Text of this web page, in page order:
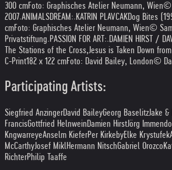
300 cmFoto: Graphisches Atelier Neumann, Wien©
2007.ANIMALSDREAM:.KATRIN PLAVCAK Dog Bites
cmFoto: Graphisches Atelier Neumann, Wien©
Privatstiftung.PASSION FOR ART:. DAMIEN HIRST /
The Stations of the Cross,Jesus is Taken Down
C-Print182 x 122 cmFoto: David Bailey, London©
Participating Artists:
Siegfried AnzingerDavid BaileyGeorg BaselitzJake
FrancisGottfried HelnweinDamien HirstJörg
KngwarreyeAnselm KieferPer KirkebyElke Krystufek
McCarthyJosef MiklHermann NitschGabriel Orozco
RichterPhilip Taaffe